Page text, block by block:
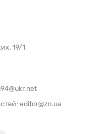
19/1
editor@zn.ua